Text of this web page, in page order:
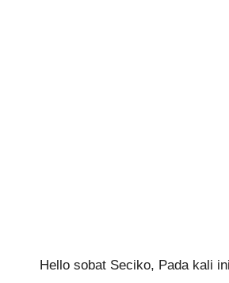
Hello sobat Seciko, Pada kali